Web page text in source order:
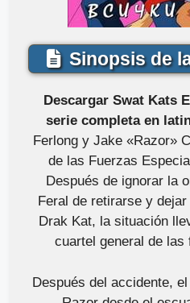
Sinopsis de
Descargar Swat Kats
serie completa en
Ferlong y Jake «Razor»
de las Fuerzas
Después de ignorar la
Feral de retirarse y
Drak Kat, la situación
cuartel general de
Después del accidente,